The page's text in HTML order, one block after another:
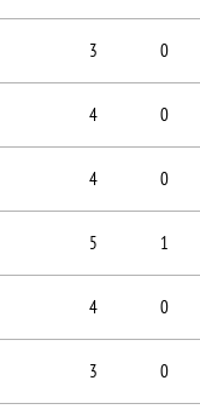
3 0
4 0
4 0
5 1
4 0
3 0